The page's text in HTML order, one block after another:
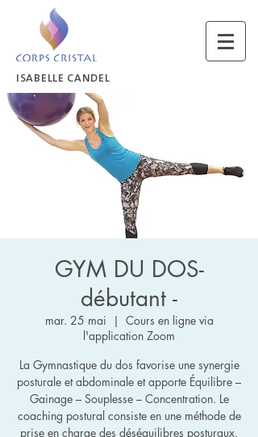
ISABELLE CANDEL
GYM DU DOS-
débutant -
mar. 25 mai
  |
Cours en ligne via
l'application Zoom
La Gymnastique du dos favorise une synergie
posturale et abdominale et apporte Équilibre –
Gainage – Souplesse – Concentration. Le
coaching postural consiste en une méthode de